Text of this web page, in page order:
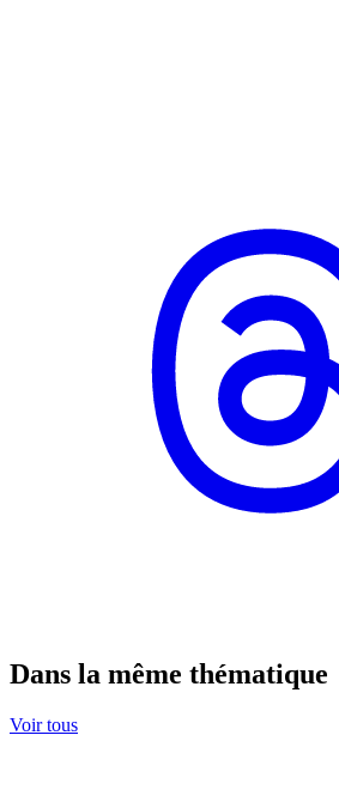
Dans la même thématique
Voir tous